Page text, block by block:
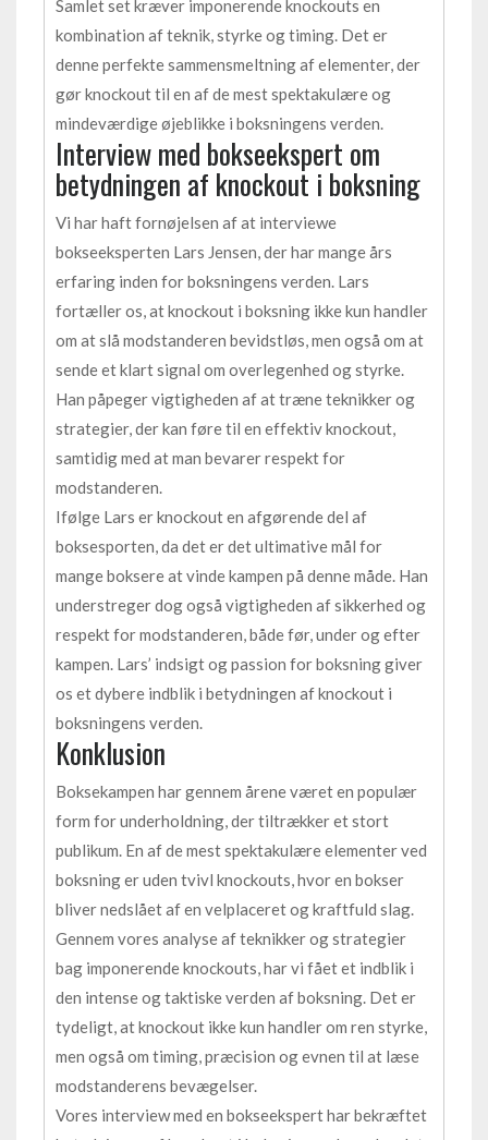
Samlet set kræver imponerende knockouts en
kombination af teknik, styrke og timing. Det er
denne perfekte sammensmeltning af elementer, der
gør knockout til en af de mest spektakulære og
mindeværdige øjeblikke i boksningens verden.
Interview med bokseekspert om
betydningen af knockout i boksning
Vi har haft fornøjelsen af at interviewe
bokseeksperten Lars Jensen, der har mange års
erfaring inden for boksningens verden. Lars
fortæller os, at knockout i boksning ikke kun handler
om at slå modstanderen bevidstløs, men også om at
sende et klart signal om overlegenhed og styrke.
Han påpeger vigtigheden af at træne teknikker og
strategier, der kan føre til en effektiv knockout,
samtidig med at man bevarer respekt for
modstanderen.
Ifølge Lars er knockout en afgørende del af
boksesporten, da det er det ultimative mål for
mange boksere at vinde kampen på denne måde. Han
understreger dog også vigtigheden af sikkerhed og
respekt for modstanderen, både før, under og efter
kampen. Lars’ indsigt og passion for boksning giver
os et dybere indblik i betydningen af knockout i
boksningens verden.
Konklusion
Boksekampen har gennem årene været en populær
form for underholdning, der tiltrækker et stort
publikum. En af de mest spektakulære elementer ved
boksning er uden tvivl knockouts, hvor en bokser
bliver nedslået af en velplaceret og kraftfuld slag.
Gennem vores analyse af teknikker og strategier
bag imponerende knockouts, har vi fået et indblik i
den intense og taktiske verden af boksning. Det er
tydeligt, at knockout ikke kun handler om ren styrke,
men også om timing, præcision og evnen til at læse
modstanderens bevægelser.
Vores interview med en bokseekspert har bekræftet